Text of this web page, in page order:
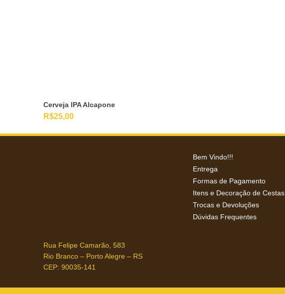
Cerveja IPA Alcapone
R$25,00
Rua Felipe Camarão, 583
Rio Branco – Porto Alegre – RS
CEP: 90035-141
Bem Vindo!!!
Entrega
Formas de Pagamento
Itens e Decoração de Cestas
Trocas e Devoluções
Dúvidas Frequentes